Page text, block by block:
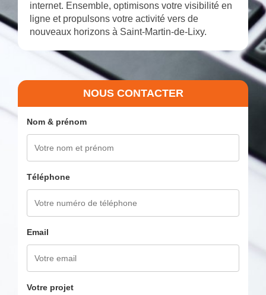
internet. Ensemble, optimisons votre visibilité en
ligne et propulsons votre activité vers de
nouveaux horizons à Saint-Martin-de-Lixy.
NOUS CONTACTER
Nom & prénom
Téléphone
Email
Votre projet